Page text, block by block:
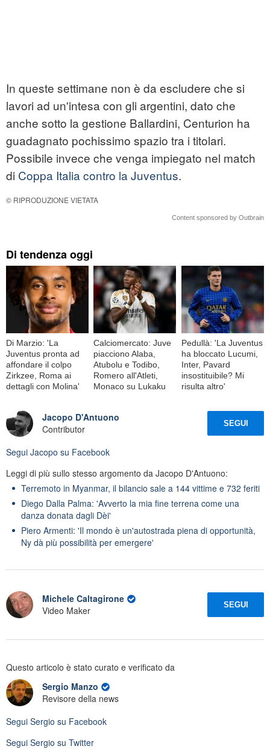
In queste settimane non è da escludere che si
lavori ad un'intesa con gli argentini, dato che
anche sotto la gestione Ballardini, Centurion ha
guadagnato pochissimo spazio tra i titolari.
Possibile invece che venga impiegato nel match
di Coppa Italia contro la Juventus.
© RIPRODUZIONE VIETATA
Content sponsored by Outbrain
Di tendenza oggi
Di Marzio: 'La
Juventus pronta ad
affondare il colpo
Zirkzee, Roma ai
dettagli con Molina'
Calciomercato: Juve
piacciono Alaba,
Atubolu e Todibo,
Romero all'Atleti,
Monaco su Lukaku
Pedullà: 'La Juventus
ha bloccato Lucumi,
Inter, Pavard
insostituibile? Mi
risulta altro'
Jacopo D'Antuono
Contributor
SEGUI
Segui Jacopo su Facebook
Leggi di più sullo stesso argomento da Jacopo D'Antuono:
Terremoto in Myanmar, il bilancio sale a 144 vittime e 732 feriti
Diego Dalla Palma: 'Avverto la mia fine terrena come una
danza donata dagli Dèi'
Piero Armenti: 'Il mondo è un'autostrada piena di opportunità,
Ny dà più possibilità per emergere'
Michele Caltagirone
Video Maker
SEGUI
Questo articolo è stato curato e verificato da
Sergio Manzo
Revisore della news
Segui Sergio su Facebook
Segui Sergio su Twitter